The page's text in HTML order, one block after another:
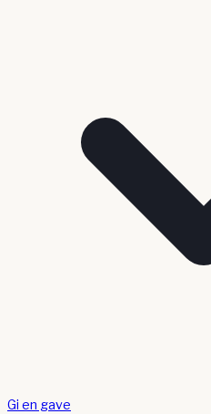
Gi en gave